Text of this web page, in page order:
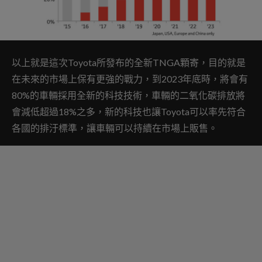
以上就是這次Toyota所發布的全新TNGA顆寄，目的就是
在未來的市場上保有更強的戰力，到2023年底時，將會有
80%的車輛採用全新的科技技術，車輛的二氧化碳排放將
會減低超過18%之多，新的科技也讓Toyota可以率先符合
各國的排汙標準，讓車輛可以持續在市場上販售。